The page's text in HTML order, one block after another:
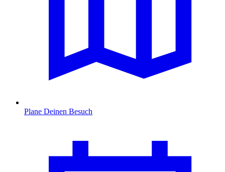
Plane Deinen Besuch